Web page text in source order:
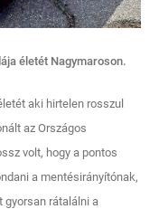
életét Nagymaroson.
aki hirtelen rosszul
az Országos
volt, hogy a pontos
a mentésirányítónak,
rátalálni a